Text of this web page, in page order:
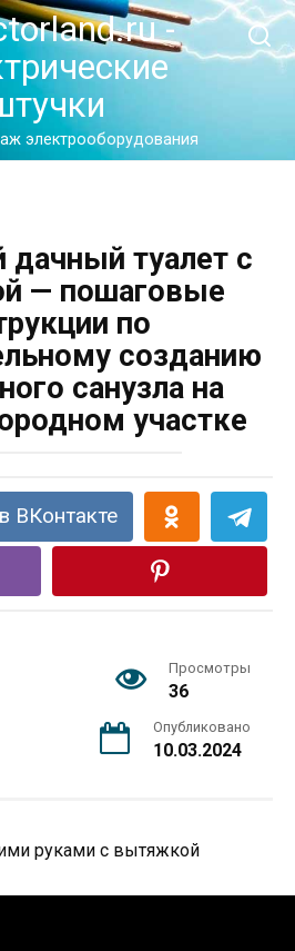
-
электрооборудования
туалет с
— пошаговые
по
созданию
санузла на
участке
ВКонтакте
Просмотры
36
Опубликовано
10.03.2024